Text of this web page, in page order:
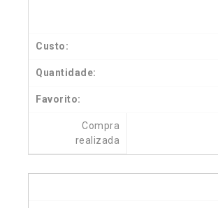
Compra
realizada